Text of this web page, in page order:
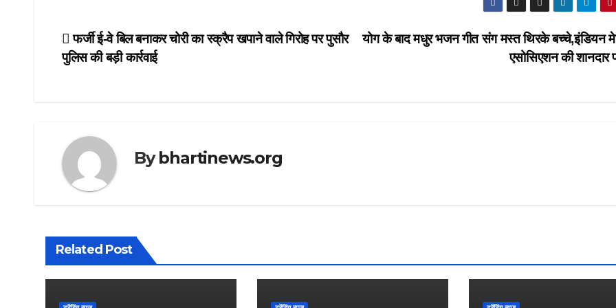
Post
navigation
योग के बाद मधुर भजन गीत संग मस्त थिरके बच्चे,इंडियन
एसोसिएशन की शानदार
फर्जी ई-वे बिल बनाकर चोरी का स्क्रैप खपाने वाले गिरोह पर पुसौर
पुलिस की बड़ी कार्रवाई
Bybhartinews.org
Related Post